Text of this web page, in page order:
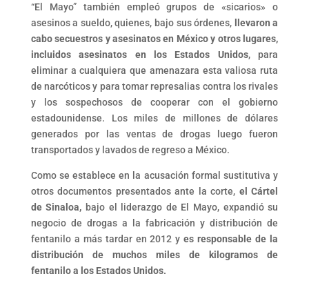
“El Mayo” también empleó grupos de «sicarios» o
asesinos a sueldo, quienes, bajo sus órdenes, llevaron a
cabo secuestros y asesinatos en México y otros lugares,
incluidos asesinatos en los Estados Unidos, para
eliminar a cualquiera que amenazara esta valiosa ruta
de narcóticos y para tomar represalias contra los rivales
y los sospechosos de cooperar con el gobierno
estadounidense. Los miles de millones de dólares
generados por las ventas de drogas luego fueron
transportados y lavados de regreso a México.
Como se establece en la acusación formal sustitutiva y
otros documentos presentados ante la corte, el Cártel
de Sinaloa, bajo el liderazgo de El Mayo, expandió su
negocio de drogas a la fabricación y distribución de
fentanilo a más tardar en 2012 yes responsable de la
distribución de muchos miles de kilogramos de
fentanilo a los Estados Unidos.